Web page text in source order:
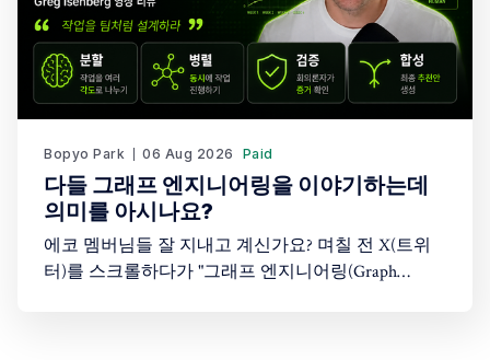
Bopyo Park 06 Aug 2026 Paid
다들 그래프 엔지니어링을 이야기하는데
의미를 아시나요?
에코 멤버님들 잘 지내고 계신가요? 며칠 전 X(트위
터)를 스크롤하다가 "그래프 엔지니어링(Graph